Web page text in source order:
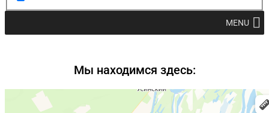
MENU
Мы находимся здесь: